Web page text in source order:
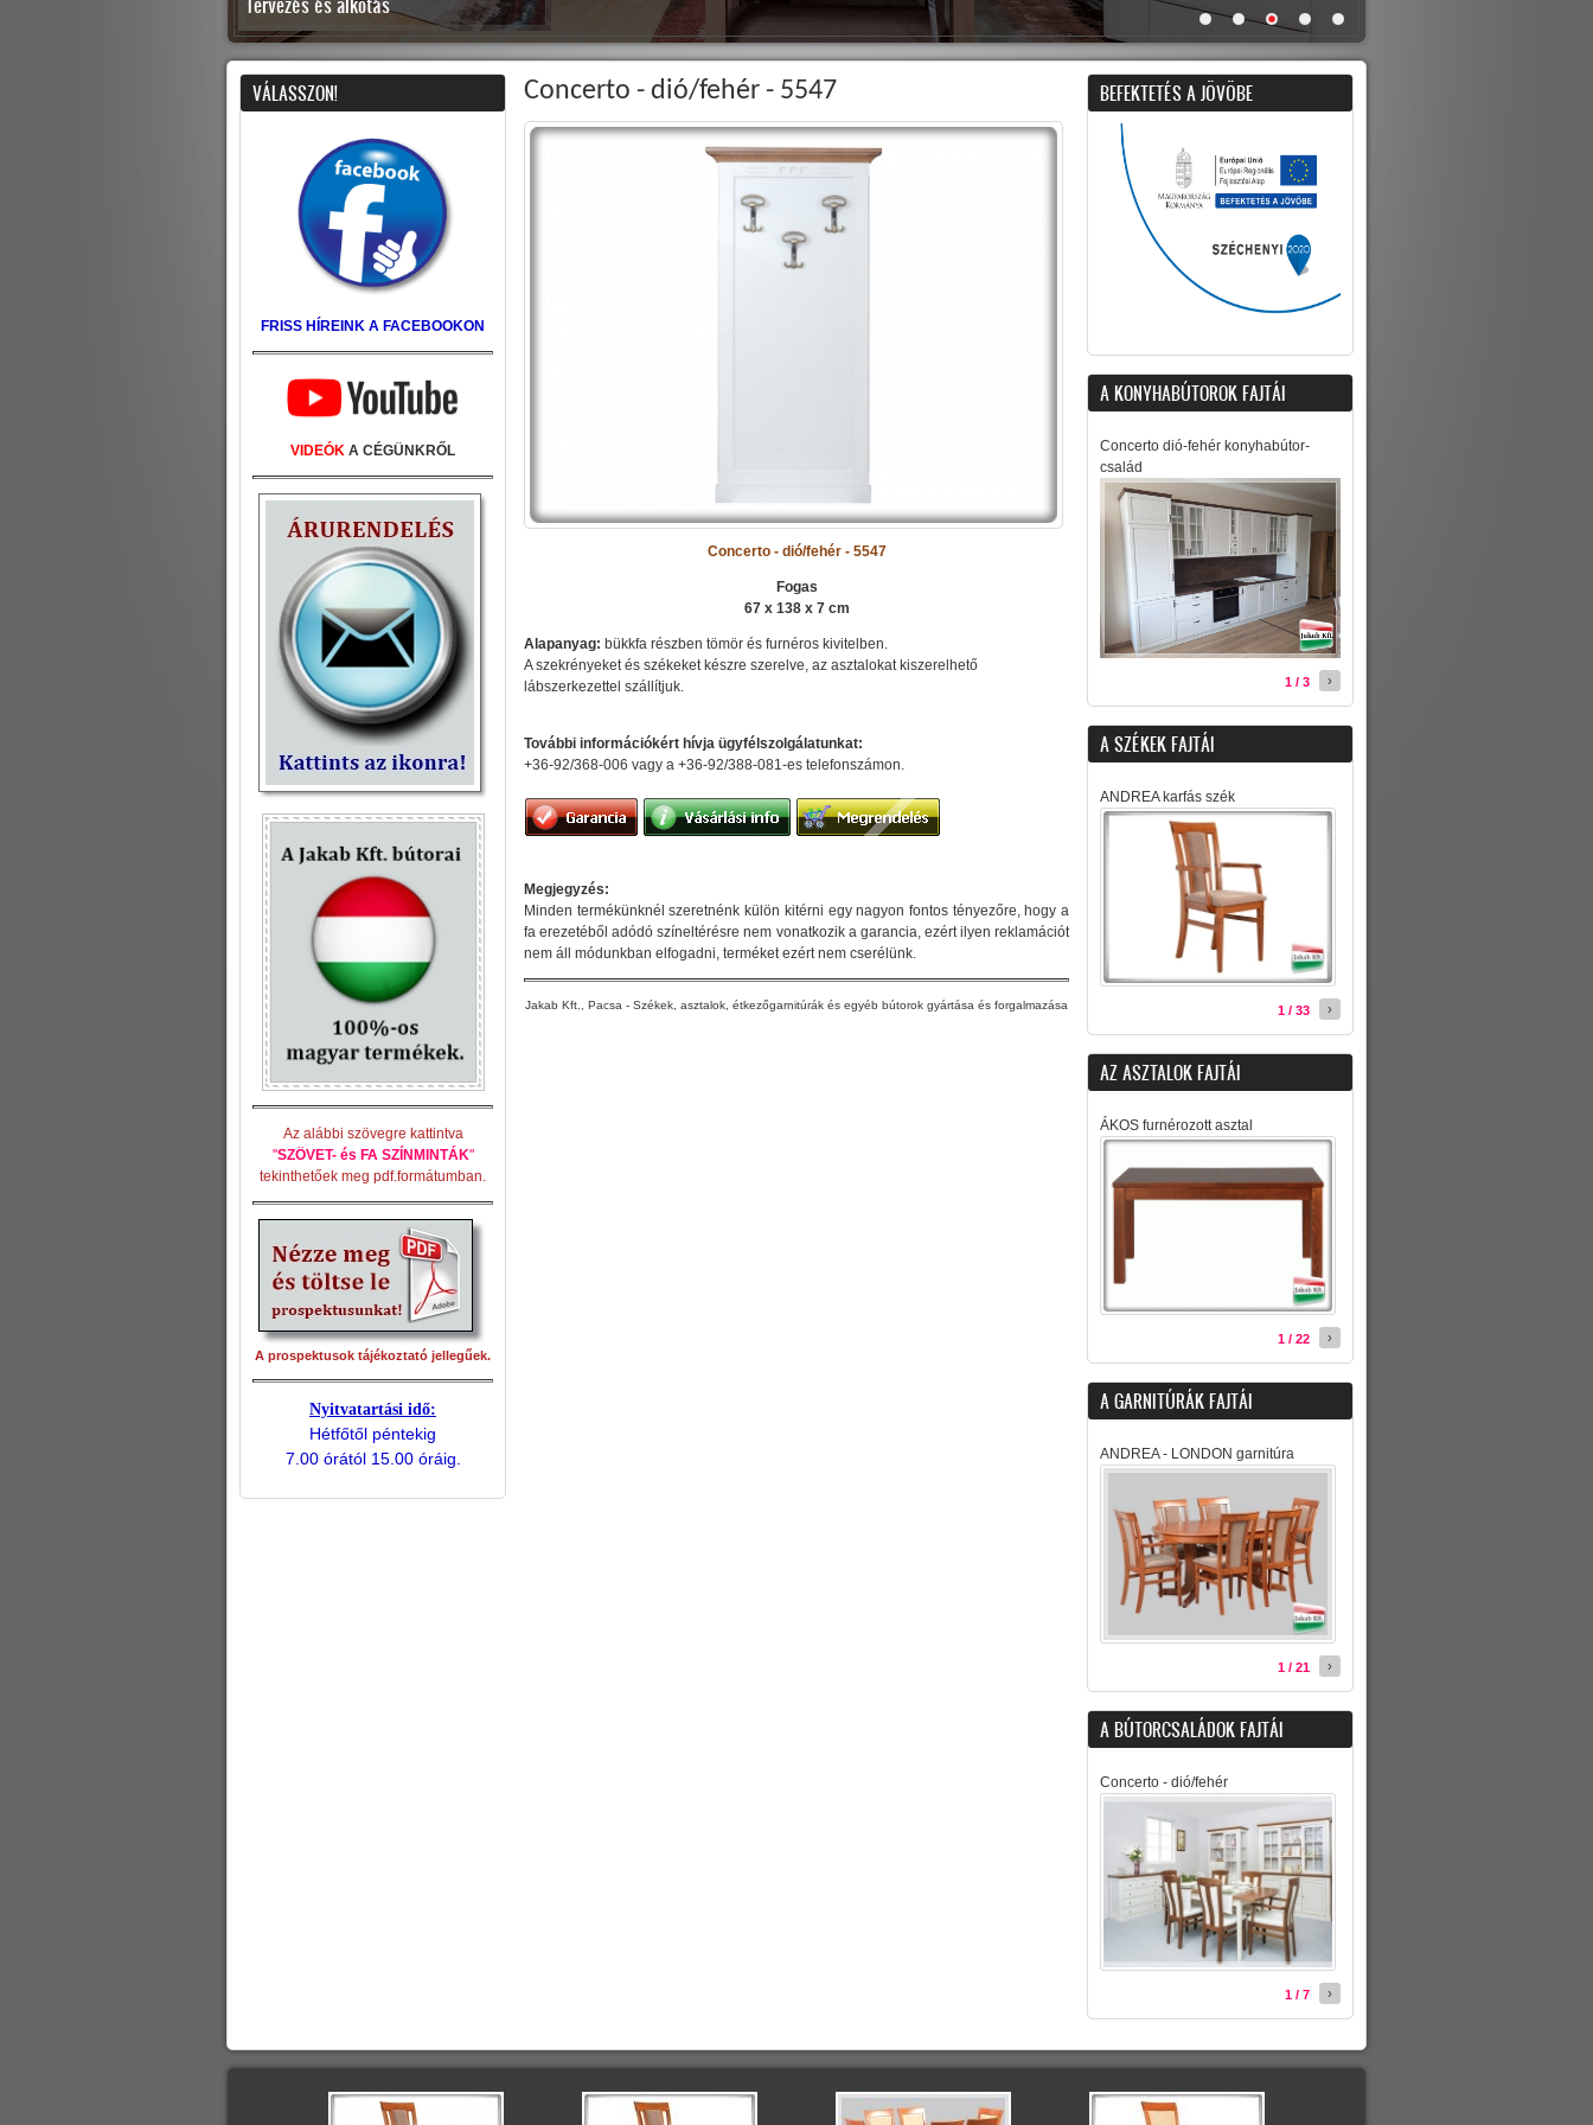
7
Concerto - dió/fehér - 5547
Concerto - dió/fehér - 5547
Fogas
67 x 138 x 7 cm
Alapanyag: bükkfa részben tömör és furnéros kivitelben.
A szekrényeket és székeket készre szerelve, az asztalokat kiszerelhető
lábszerkezettel szállítjuk.
További információkért hívja ügyfélszolgálatunkat:
+36-92/368-006 vagy a +36-92/388-081-es telefonszámon.
Megjegyzés:
Minden termékünknél szeretnénk külön kitérni egy nagyon fontos tényezőre, hogy a
fa erezetéből adódó színeltérésre nem vonatkozik a garancia, ezért ilyen reklamációt
nem áll módunkban elfogadni, terméket ezért nem cserélünk.
Jakab Kft., Pacsa - Székek, asztalok, étkezőgarnitúrák és egyéb bútorok gyártása és forgalmazása
VÁLASSZON!
FRISS HÍREINK A FACEBOOKON
VIDEÓK A CÉGÜNKRŐL
Az alábbi szövegre kattintva
"SZÖVET- és FA SZÍNMINTÁK"
tekinthetőek meg pdf.formátumban.
A prospektusok tájékoztató jellegűek.
Nyitvatartási idő:
Hétfőtől péntekig
7.00 órától 15.00 óráig.
BEFEKTETÉS A JÖVÖBE
A KONYHABÚTOROK FAJTÁI
Concerto dió-fehér konyhabútor-
család
1 / 3 ›
A SZÉKEK FAJTÁI
ANDREA karfás szék
1 / 33 ›
AZ ASZTALOK FAJTÁI
ÁKOS furnérozott asztal
1 / 22 ›
A GARNITÚRÁK FAJTÁI
ANDREA - LONDON garnitúra
1 / 21 ›
A BÚTORCSALÁDOK FAJTÁI
Concerto - dió/fehér
1 / 7 ›